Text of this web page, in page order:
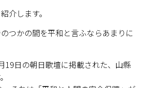
介します。
つかの間を平和と言ふならあまりに
19日の朝日歌壇に掲載された、山縣